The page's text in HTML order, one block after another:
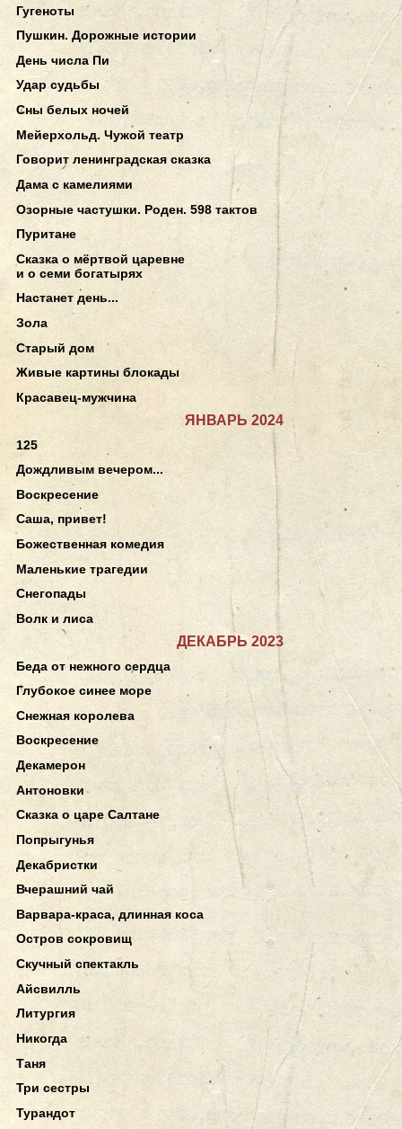
Гугеноты
Пушкин. Дорожные истории
День числа Пи
Удар судьбы
Сны белых ночей
Мейерхольд. Чужой театр
Говорит ленинградская сказка
Дама с камелиями
Озорные частушки. Роден. 598 тактов
Пуритане
Сказка о мёртвой царевне
и о семи богатырях
Настанет день...
Зола
Старый дом
Живые картины блокады
Красавец-мужчина
ЯНВАРЬ 2024
125
Дождливым вечером...
Воскресение
Саша, привет!
Божественная комедия
Маленькие трагедии
Снегопады
Волк и лиса
ДЕКАБРЬ 2023
Беда от нежного сердца
Глубокое синее море
Снежная королева
Воскресение
Декамерон
Антоновки
Сказка о царе Салтане
Попрыгунья
Декабристки
Вчерашний чай
Варвара-краса, длинная коса
Остров сокровищ
Скучный спектакль
Айсвилль
Литургия
Никогда
Таня
Три сестры
Турандот